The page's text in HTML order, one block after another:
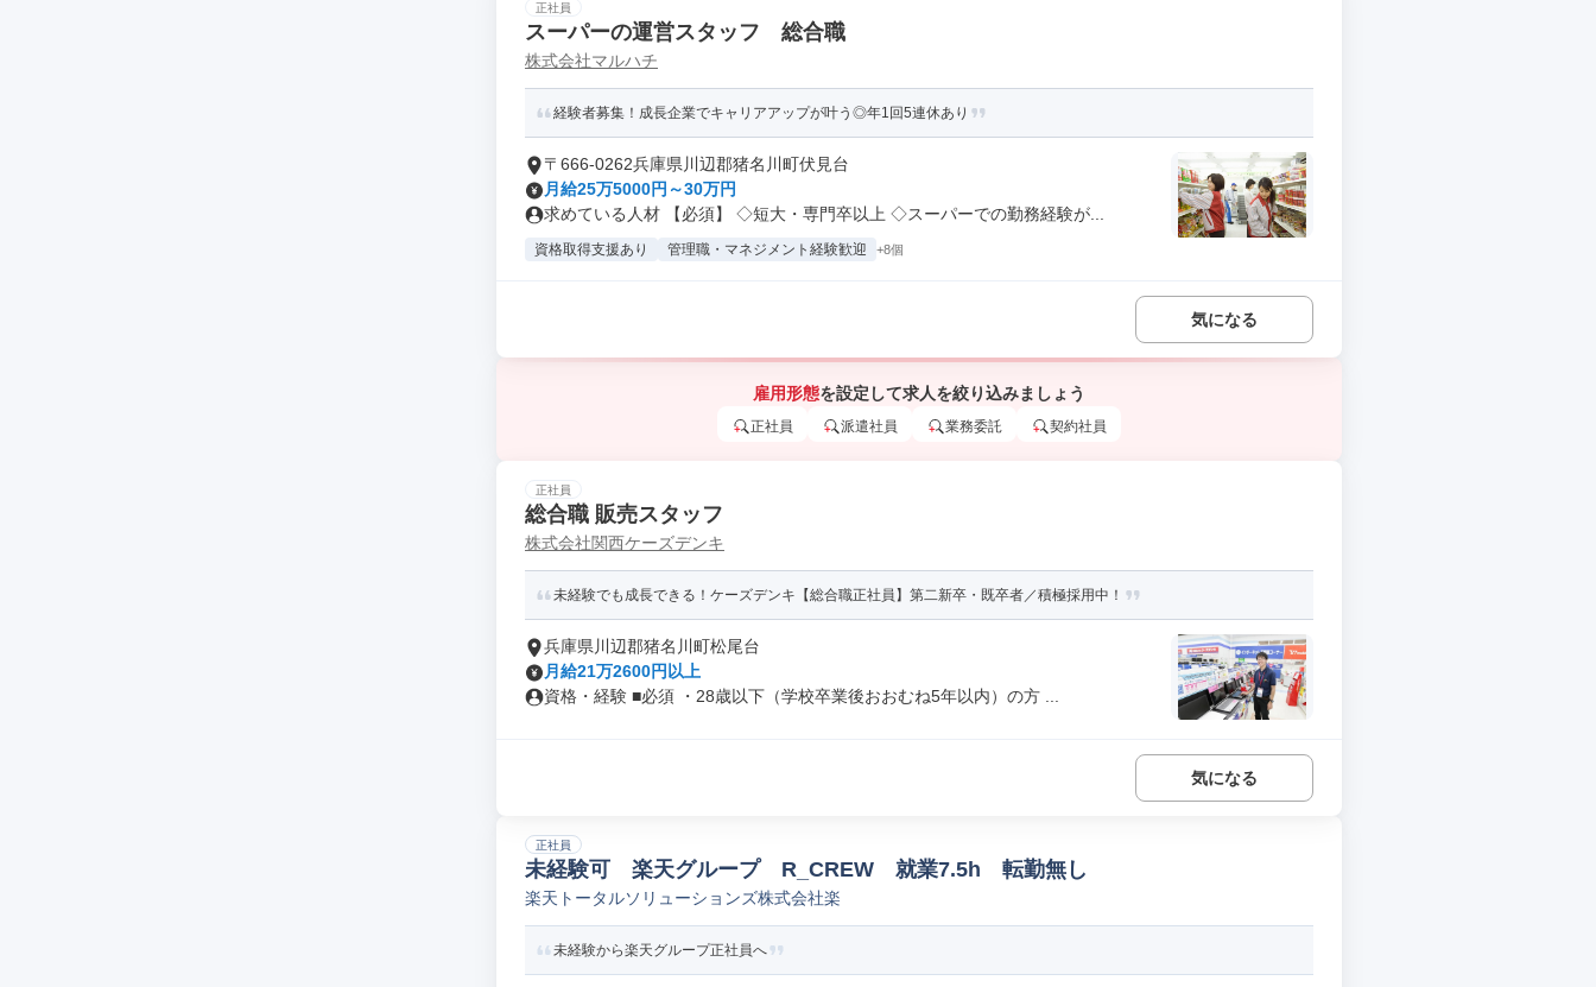
正社員
スーパーの運営スタッフ 総合職
株式会社マルハチ
経験者募集！成長企業でキャリアアップが叶う◎年1回5連休あり
〒666-0262兵庫県川辺郡猪名川町伏見台
月給25万5000円～30万円
求めている人材 【必須】 ◇短大・専門卒以上 ◇スーパーでの勤務経験が...
資格取得支援あり 管理職・マネジメント経験歓迎 +8個
気になる
雇用形態を設定して求人を絞り込みましょう
正社員 派遣社員 業務委託 契約社員
正社員
総合職 販売スタッフ
株式会社関西ケーズデンキ
未経験でも成長できる！ケーズデンキ【総合職正社員】第二新卒・既卒者／積極採用中！
兵庫県川辺郡猪名川町松尾台
月給21万2600円以上
資格・経験 ■必須 ・28歳以下（学校卒業後おおむね5年以内）の方 ...
気になる
正社員
未経験可 楽天グループ R_CREW 就業7.5h 転勤無し
楽天トータルソリューションズ株式会社楽
未経験から楽天グループ正社員へ